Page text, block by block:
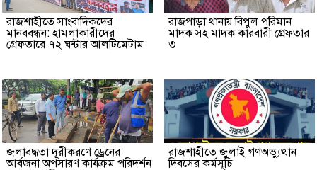
রাজশাহীতে সাংবাদিকদের
মানববন্ধন: হামলাকারীদের
গ্রেফতারে ৭২ ঘণ্টার আলটিমেটাম
রাজপাড়া থানায় বিপুল পরিমান
মাদক সহ মাদক কারবারী গ্রেফতার
৩
জলাবদ্ধতা দূরীকরণে ড্রেনের
আর্বজনা অপসারণ কার্যক্রম পরিদর্শন
রাজশাহীতে জুলাই গণঅভ্যুত্থান
দিবসের কর্মসূচি